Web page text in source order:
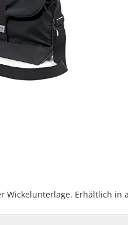
Wickelunterlage. Erhältlich in